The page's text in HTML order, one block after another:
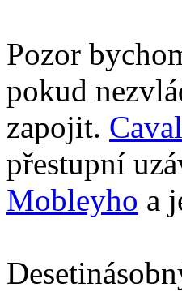
Pozor
pokud
zapojit.
přestupní
Mobleyho a